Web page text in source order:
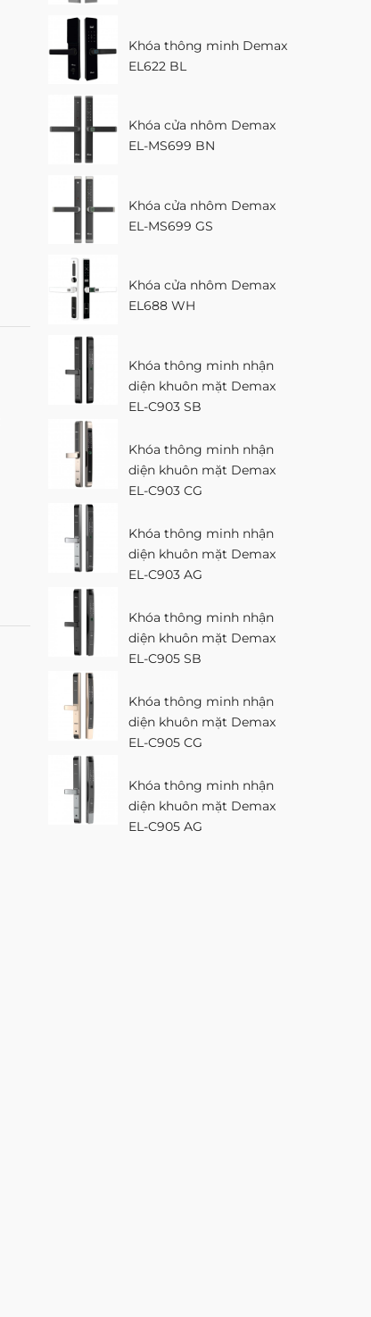
Khóa thông minh Demax
EL622 BL
Khóa cửa nhôm Demax
EL-MS699 BN
Khóa cửa nhôm Demax
EL-MS699 GS
Khóa cửa nhôm Demax
EL688 WH
Khóa thông minh nhận
diện khuôn mặt Demax
EL-C903 SB
Khóa thông minh nhận
diện khuôn mặt Demax
EL-C903 CG
Khóa thông minh nhận
diện khuôn mặt Demax
EL-C903 AG
Khóa thông minh nhận
diện khuôn mặt Demax
EL-C905 SB
Khóa thông minh nhận
diện khuôn mặt Demax
EL-C905 CG
Khóa thông minh nhận
diện khuôn mặt Demax
EL-C905 AG